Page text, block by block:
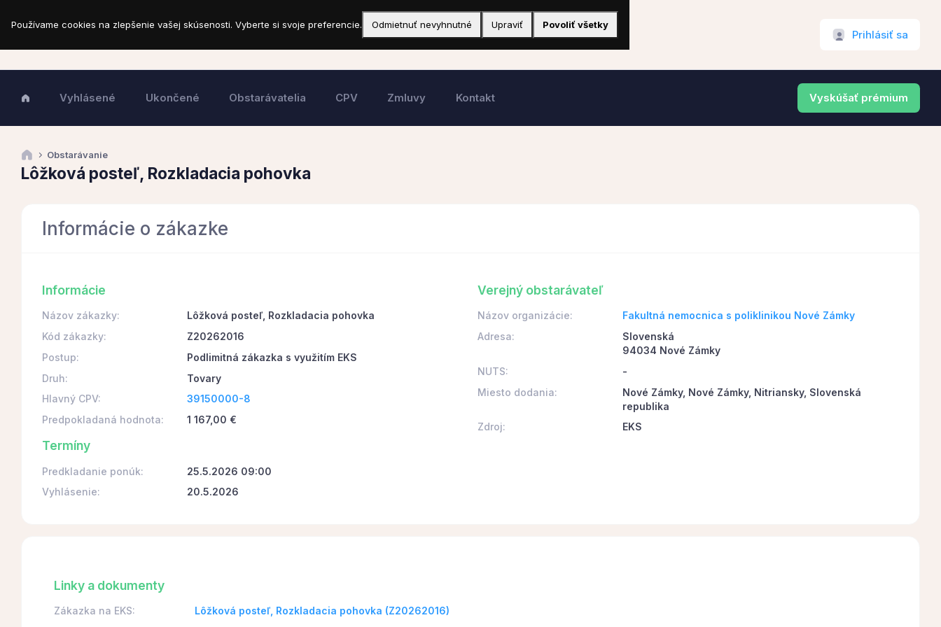
Prihlásiť sa
Vyhlásené Ukončené Obstarávatelia CPV Zmluvy Kontakt Vyskúšať prémium
Obstarávanie
Lôžková posteľ, Rozkladacia pohovka
Informácie o zákazke
Informácie
Názov zákazky:
Lôžková posteľ, Rozkladacia pohovka
Kód zákazky:
Z20262016
Postup:
Podlimitná zákazka s využitím EKS
Druh:
Tovary
Hlavný CPV:
39150000-8
Predpokladaná hodnota:
1 167,00 €
Termíny
Predkladanie ponúk:
25.5.2026 09:00
Vyhlásenie:
20.5.2026
Verejný obstarávateľ
Názov organizácie:
Fakultná nemocnica s poliklinikou Nové Zámky
Adresa:
Slovenská
94034 Nové Zámky
NUTS:
-
Miesto dodania:
Nové Zámky, Nové Zámky, Nitriansky, Slovenská
republika
Zdroj:
EKS
Linky a dokumenty
Zákazka na EKS: Lôžková posteľ, Rozkladacia pohovka (Z20262016)
Používame cookies na zlepšenie vašej skúsenosti. Vyberte si svoje preferencie. Odmietnuť nevyhnutné Upraviť Povoliť všetky